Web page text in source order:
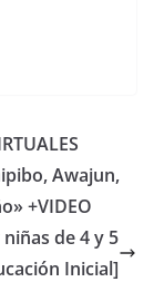
Awajun,
+VIDEO
de 4 y 5
Inicial]